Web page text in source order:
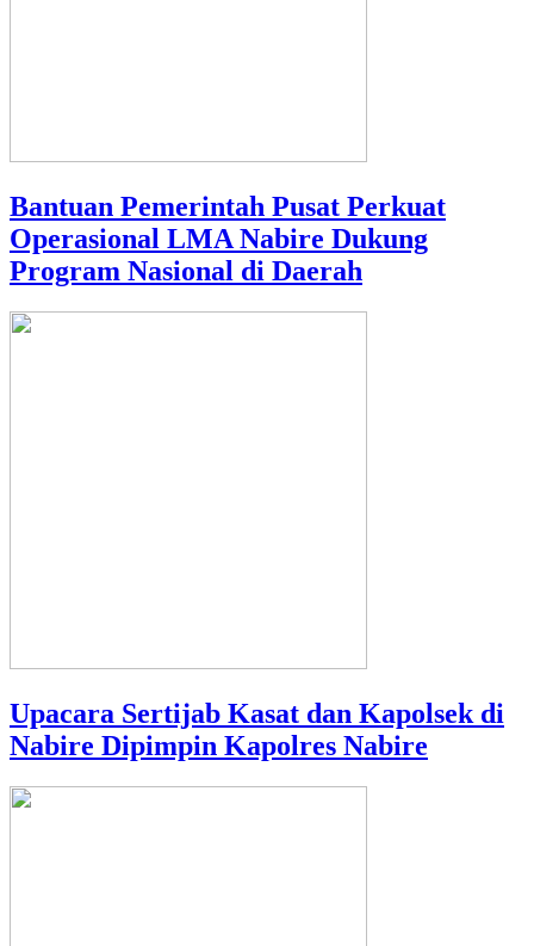
Bantuan Pemerintah Pusat Perkuat
Operasional LMA Nabire Dukung
Program Nasional di Daerah
Upacara Sertijab Kasat dan Kapolsek di
Nabire Dipimpin Kapolres Nabire